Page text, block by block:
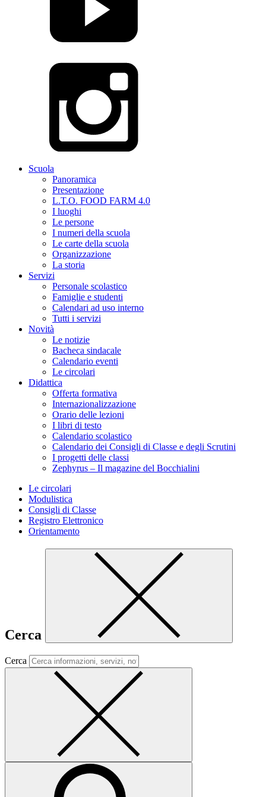
Scuola
Panoramica
Presentazione
L.T.O. FOOD FARM 4.0
I luoghi
Le persone
I numeri della scuola
Le carte della scuola
Organizzazione
La storia
Servizi
Personale scolastico
Famiglie e studenti
Calendari ad uso interno
Tutti i servizi
Novità
Le notizie
Bacheca sindacale
Calendario eventi
Le circolari
Didattica
Offerta formativa
Internazionalizzazione
Orario delle lezioni
I libri di testo
Calendario scolastico
Calendario dei Consigli di Classe e degli Scrutini
I progetti delle classi
Zephyrus – Il magazine del Bocchialini
Le circolari
Modulistica
Consigli di Classe
Registro Elettronico
Orientamento
Cerca
Cerca